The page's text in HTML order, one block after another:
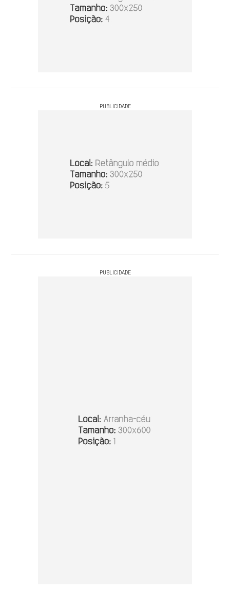
PUBLICIDADE
PUBLICIDADE